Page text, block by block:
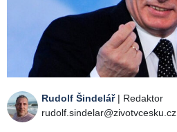
Rudolf Šindelář| Redaktor
rudolf.sindelar@zivotvcesku.cz